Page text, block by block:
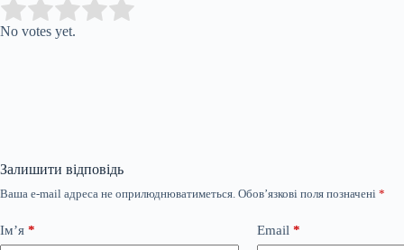
Rate this item:
No votes yet.
Залишити відповідь
Ваша e-mail адреса не оприлюднюватиметься. Обов’язкові поля позначені *
Ім’я * Email *